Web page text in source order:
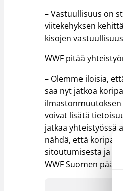
– Vastuullisuus on
viitekehyksen
kisojen
WWF pitää
– Olemme iloisia,
saa nyt jatkoa
ilmastonmuutoksen
voivat lisätä
jatkaa yhteistyössä
nähdä, että
sitoutumisesta ja
WWF Suomen